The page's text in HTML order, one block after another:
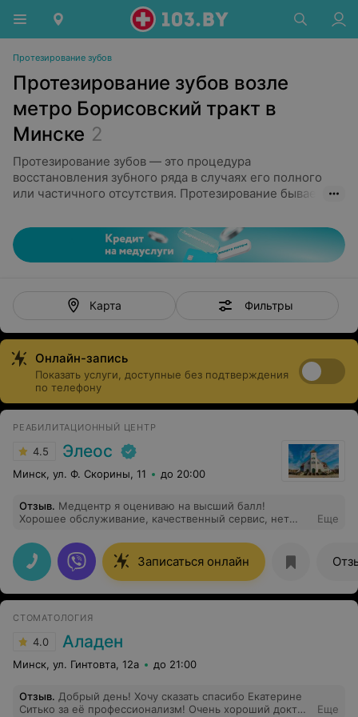
Протезирование зубов
Протезирование зубов возле
метро Борисовский тракт в
Минске 2
Протезирование зубов — это процедура
восстановления зубного ряда в случаях его полного
или частичного отсутствия. Протезирование бывает
всем известные коронки, имплантация, виниры.
Съемное - бюгельные, нейлоновые, частичные
протезы. Какой именно тип подходит - решает врач в
которому необходимо обращаться - стоматолог-
Сегодня технологии позволяют изготавливать коронки
высокой прочности, с длительным сроком службы и
визуально не отличающиеся от натуральных зубов. А
современные съемные конструкции не ощущаются в
ротовой полости и максимально комфортны в
ежедневной носке. Стоимость услуг варьируется и
зависит от выбранного типа протезирования,
материалов и производителя.
Карта Фильтры
Онлайн-запись
Показать услуги, доступные без подтверждения
по телефону
РЕАБИЛИТАЦИОННЫЙ ЦЕНТР
4.5 Элеос
Минск, ул. Ф. Скорины, 11 до 20:00
Отзыв. Медцентр я оцениваю на высший балл!
Хорошее обслуживание, качественный сервис, нет
Александровны. Врач компетентная,
квалифицированная, все очень подробно мне
объяснила и ответила на мои вопросы. Спасибо!
Еще
Записаться онлайн
СТОМАТОЛОГИЯ
4.0 Аладен
Минск, ул. Гинтовта, 12а до 21:00
Отзыв. Добрый день! Хочу сказать спасибо Екатерине
Ситько за её профессионализм! Очень хороший доктор
Еще